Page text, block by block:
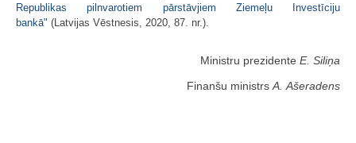
Republikas pilnvarotiem pārstāvjiem Ziemeļu Investīciju
bankā" (Latvijas Vēstnesis, 2020, 87. nr.).
Ministru prezidente E. Siliņa
Finanšu ministrs A. Ašeradens